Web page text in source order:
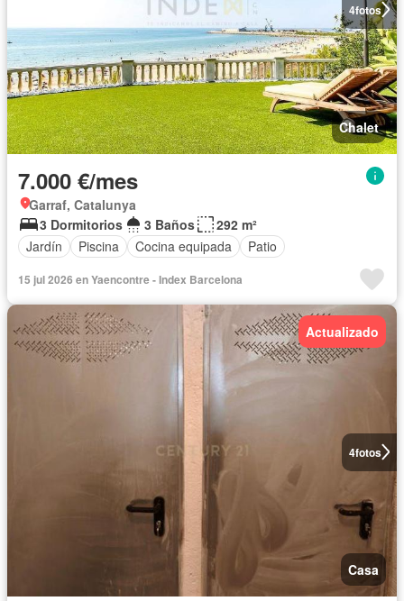
4fotos
Chalet
7.000 €/mes
Garraf, Catalunya
3 Dormitorios
3 Baños
292 m²
Jardín
Piscina Cocina equipada Patio
15 jul 2026 en Yaencontre - Index Barcelona
4fotos
Actualizado
Casa